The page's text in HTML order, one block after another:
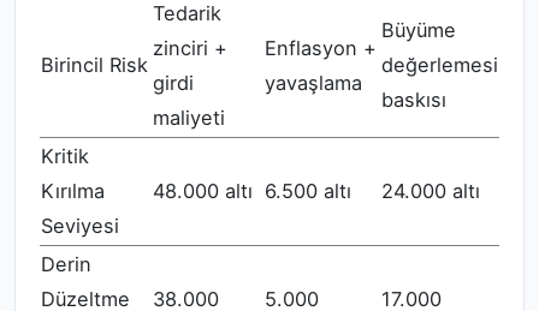
Birincil Risk
Tedarik
zinciri +
girdi
maliyeti
Enflasyon +
yavaşlama
Büyüme
değerlemesi
baskısı
Kritik
Kırılma
Seviyesi
48.000 altı 6.500 altı 24.000 altı
Derin
Düzeltme
38.000 5.000 17.000